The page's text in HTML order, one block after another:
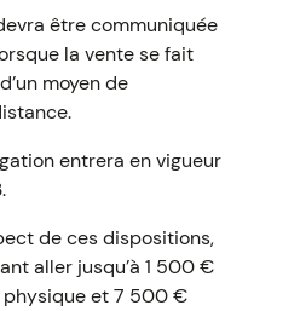
être communiquée
la vente se fait
moyen de
entrera en vigueur
de ces dispositions,
aller jusqu’à 1 500 €
physique et 7 500 €